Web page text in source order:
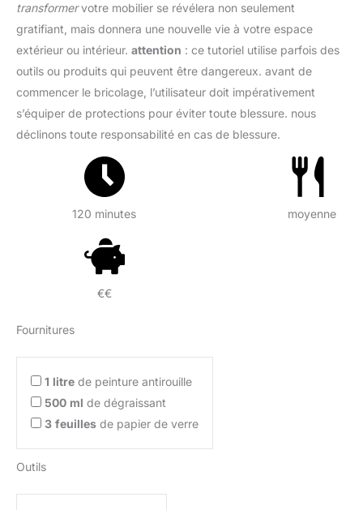
transformervotre mobilier se révélera non seulement
gratifiant, mais donnera une nouvelle vie à votre espace
extérieur ou intérieur. attention : ce tutoriel utilise parfois des
outils ou produits qui peuvent être dangereux. avant de
commencer le bricolage, l’utilisateur doit impérativement
s’équiper de protections pour éviter toute blessure. nous
déclinons toute responsabilité en cas de blessure.
120 minutes moyenne
€€
Fournitures
1 litre de peinture antirouille
500 ml de dégraissant
3 feuilles de papier de verre
Outils